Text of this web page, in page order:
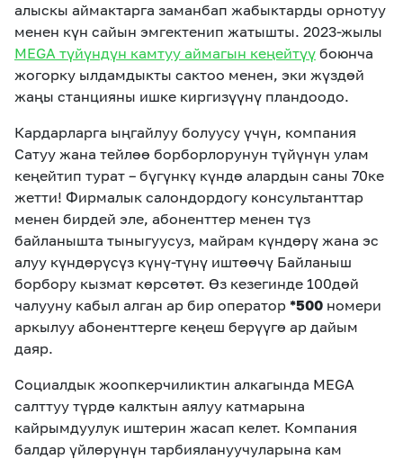
алыскы аймактарга заманбап жабыктарды орнотуу
менен күн сайын эмгектенип жатышты. 2023-жылы
MEGA түйүндүн камтуу аймагын кеңейтүү боюнча
жогорку ылдамдыкты сактоо менен, эки жүздөй
жаңы станцияны ишке киргизүүнү пландоодо.
Кардарларга ыңгайлуу болуусу үчүн, компания
Сатуу жана тейлөө борборлорунун түйүнүн улам
кеңейтип турат – бүгүнкү күндө алардын саны 70ке
жетти! Фирмалык салондордогу консультанттар
менен бирдей эле, абоненттер менен түз
байланышта тыныгуусуз, майрам күндөрү жана эс
алуу күндөрүсүз күнү-түнү иштөөчү Байланыш
борбору кызмат көрсөтөт. Өз кезегинде 100дөй
чалууну кабыл алган ар бир оператор *500 номери
аркылуу абоненттерге кеңеш берүүгө ар дайым
даяр.
Социалдык жоопкерчиликтин алкагында MEGA
салттуу түрдө калктын аялуу катмарына
кайрымдуулук иштерин жасап келет. Компания
балдар үйлөрүнүн тарбиялануучуларына кам